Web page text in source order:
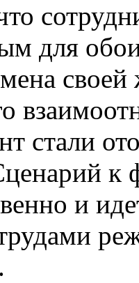
для
стали
к
и